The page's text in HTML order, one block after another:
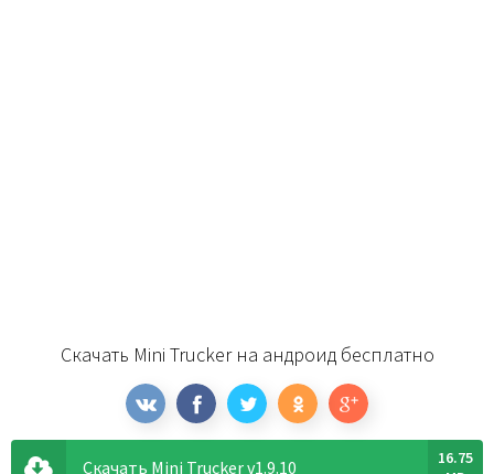
Скачать Mini Trucker на андроид бесплатно
Скачать Mini Trucker v1.9.10
16.75